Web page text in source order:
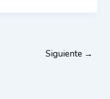
Siguiente →